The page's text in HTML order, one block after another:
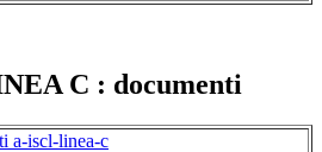
C : documenti
a-iscl-linea-c